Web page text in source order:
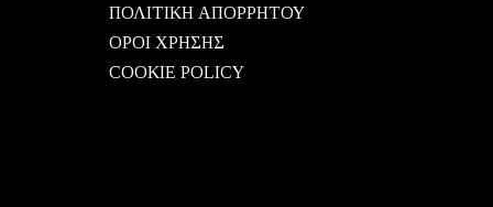
ΠΟΛΙΤΙΚΗ ΑΠΟΡΡΗΤΟΥ
ΟΡΟΙ ΧΡΗΣΗΣ
COOKIE POLICY